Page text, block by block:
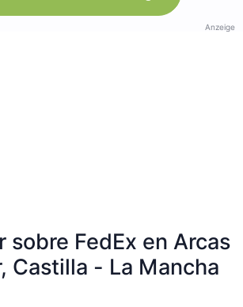
Anzeige
sobre FedEx en Arcas
Castilla - La Mancha